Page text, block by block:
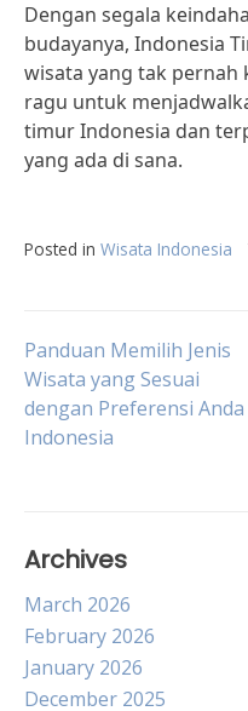
Dengan segala
budayanya, Indonesia
wisata yang tak pernah
ragu untuk
timur Indonesia dan
yang ada di sana.
Posted in Wisata Indonesia
Post
navigation
Panduan Memilih Jenis
Wisata yang Sesuai
dengan Preferensi Anda
Indonesia
Archives
March 2026
February 2026
January 2026
December 2025